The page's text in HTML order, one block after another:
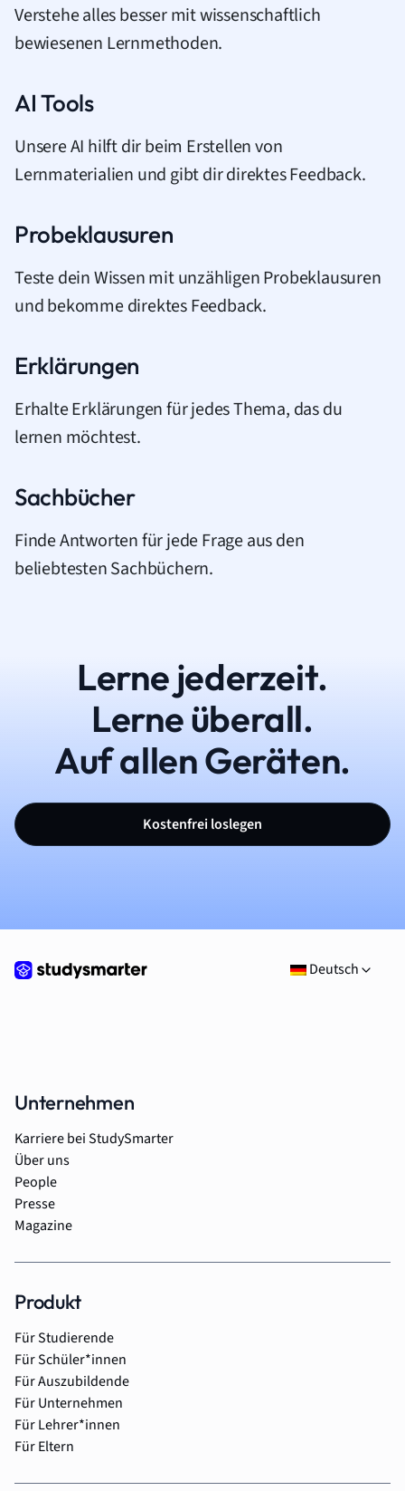
Verstehe alles besser mit wissenschaftlich
bewiesenen Lernmethoden.
AI Tools
Unsere AI hilft dir beim Erstellen von
Lernmaterialien und gibt dir direktes Feedback.
Probeklausuren
Teste dein Wissen mit unzähligen Probeklausuren
und bekomme direktes Feedback.
Erklärungen
Erhalte Erklärungen für jedes Thema, das du
lernen möchtest.
Sachbücher
Finde Antworten für jede Frage aus den
beliebtesten Sachbüchern.
Lerne jederzeit.
Lerne überall.
Auf allen Geräten.
Kostenfrei loslegen
Deutsch
Unternehmen
Karriere bei StudySmarter
Über uns
People
Presse
Magazine
Produkt
Für Studierende
Für Schüler*innen
Für Auszubildende
Für Unternehmen
Für Lehrer*innen
Für Eltern